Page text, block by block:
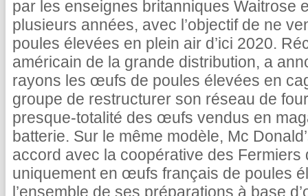
par les enseignes britanniques Waitrose
plusieurs années, avec l’objectif de ne
poules élevées en plein air d’ici 2020.
américain de la grande distribution, a
rayons les œufs de poules élevées en
groupe de restructurer son réseau de
presque-totalité des œufs vendus en
batterie. Sur le même modèle, Mc
accord avec la coopérative des Fermiers
uniquement en œufs français de poules
l’ensemble de ses préparations à base